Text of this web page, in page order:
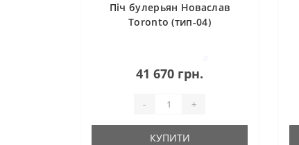
Піч булерьян Новаслав
Toronto (тип-04)
41 670 грн.
- +
КУПИТИ